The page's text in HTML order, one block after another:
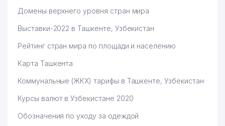
Домены верхнего уровня стран мира
Выставки-2022 в Ташкенте, Узбекистан
Рейтинг стран мира по площади и населению
Карта Ташкента
Коммунальные (ЖКХ) тарифы в Ташкенте, Узбекистан
Курсы валют в Узбекистане 2020
Обозначения по уходу за одеждой